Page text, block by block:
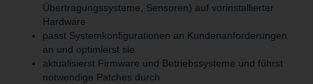
Übertragungssysteme, Sensoren) auf vorinstallierter
Hardware
passt Systemkonfigurationen an Kundenanforderungen
an und optimierst sie
aktualisierst Firmware und Betriebssysteme und führst
notwendige Patches durch